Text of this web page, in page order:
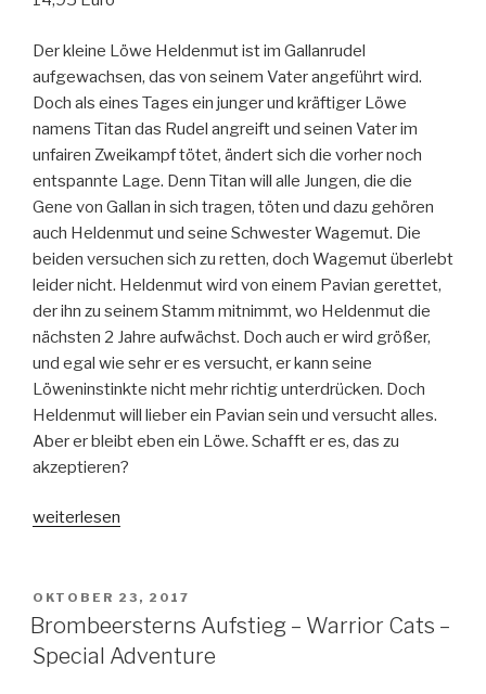
Der kleine Löwe Heldenmut ist im Gallanrudel
aufgewachsen, das von seinem Vater angeführt wird.
Doch als eines Tages ein junger und kräftiger Löwe
namens Titan das Rudel angreift und seinen Vater im
unfairen Zweikampf tötet, ändert sich die vorher noch
entspannte Lage. Denn Titan will alle Jungen, die die
Gene von Gallan in sich tragen, töten und dazu gehören
auch Heldenmut und seine Schwester Wagemut. Die
beiden versuchen sich zu retten, doch Wagemut überlebt
leider nicht. Heldenmut wird von einem Pavian gerettet,
der ihn zu seinem Stamm mitnimmt, wo Heldenmut die
nächsten 2 Jahre aufwächst. Doch auch er wird größer,
und egal wie sehr er es versucht, er kann seine
Löweninstinkte nicht mehr richtig unterdrücken. Doch
Heldenmut will lieber ein Pavian sein und versucht alles.
Aber er bleibt eben ein Löwe. Schafft er es, das zu
akzeptieren?
„Bravelands
Außenseiter“
weiterlesen
VERÖFFENTLICHT
AM
OKTOBER 23, 2017
Brombeersterns Aufstieg – Warrior Cats –
Special Adventure